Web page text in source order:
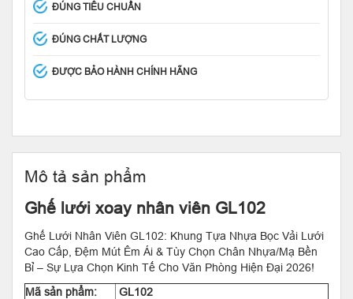
ĐÚNG TIÊU CHUẨN
ĐÚNG CHẤT LƯỢNG
ĐƯỢC BẢO HÀNH CHÍNH HÃNG
Mô tả sản phẩm
Ghế lưới xoay nhân viên GL102
Ghế Lưới Nhân Viên GL102: Khung Tựa Nhựa Bọc Vải Lưới
Cao Cấp, Đệm Mút Êm Ái & Tùy Chọn Chân Nhựa/Mạ Bền
Bỉ – Sự Lựa Chọn Kinh Tế Cho Văn Phòng Hiện Đại 2026!
Mã sản phẩm:
GL102